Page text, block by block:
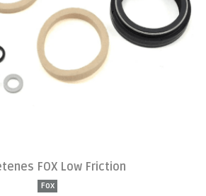
FOX Low Friction
Fox